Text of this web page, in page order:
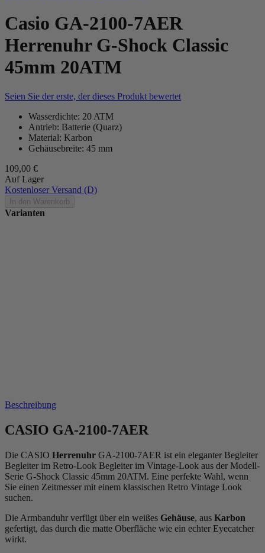
Casio GA-2100-7AER
Herrenuhr G-Shock Classic
45mm 20ATM
Seien Sie der erste, der dieses Produkt bewertet
Wasserdichte: 20 ATM
Antrieb: Batterie (Quarz)
Material: Karbon
Gehäusebreite: 45 mm
109,00 €
Auf Lager
Kostenloser Versand (D)
In den Warenkorb
Varianten
Beschreibung
CASIO GA-2100-7AER
Die CASIO Herrenuhr GA-2100-7AER ist ein eleganter Begleiter
Begleiter im Retro-Look Begleiter im Vintage-Look aus der Modell-
Serie G-Shock Classic 45mm 20ATM. Eine perfekte Wahl, wenn
Sie einen Zeitmesser mit einem klassischen Retro Vintage Look
suchen.
Die Armbanduhr verfügt über ein weißes Gehäuse, aus Karbon
gefertigt, das durch die matte Oberfläche wie ein echter Eyecatcher
wirkt.